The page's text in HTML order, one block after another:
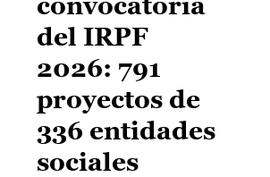
del IRPF
2026: 791
proyectos de
336 entidades
sociales